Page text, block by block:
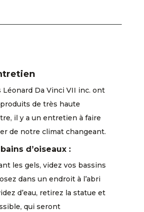
Da Vinci VII inc. ont
de très haute
il y a un entretien à faire
de notre climat changeant.
d’oiseaux :
les gels, videz vos bassins
dans un endroit à l’abri
d’eau, retirez la statue et
qui seront